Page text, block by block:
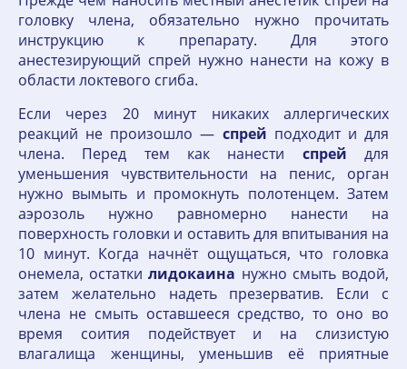
головку члена, обязательно нужно прочитать
инструкцию к препарату. Для этого
анестезирующий спрей нужно нанести на кожу в
области локтевого сгиба.
Если через 20 минут никаких аллергических
реакций не произошло — спрей подходит и для
члена. Перед тем как нанести спрей для
уменьшения чувствительности на пенис, орган
нужно вымыть и промокнуть полотенцем. Затем
аэрозоль нужно равномерно нанести на
поверхность головки и оставить для впитывания на
10 минут. Когда начнёт ощущаться, что головка
онемела, остаткилидокаина нужно смыть водой,
затем желательно надеть презерватив. Если с
члена не смыть оставшееся средство, то оно во
время соития подействует и на слизистую
влагалища женщины, уменьшив её приятные